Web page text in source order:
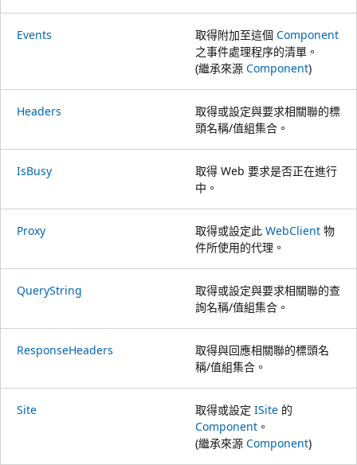
Events 取得附加至這個 Component
之事件處理程序的清單。
(繼承來源 Component)
Headers
取得或設定與要求相關聯的標
頭名稱/值組集合。
IsBusy
取得 Web 要求是否正在進行
中。
Proxy 取得或設定此 WebClient 物
件所使用的代理。
QueryString
取得或設定與要求相關聯的查
詢名稱/值組集合。
ResponseHeaders
取得與回應相關聯的標頭名
稱/值組集合。
Site 取得或設定 ISite 的
Component 。
(繼承來源 Component)